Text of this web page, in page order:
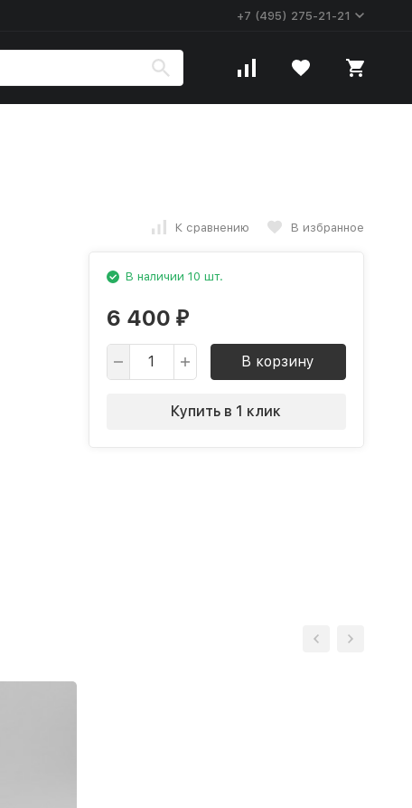
+7 (495) 275-21-21
К сравнению В избранное
В наличии 10 шт.
6 400 ₽
В корзину
Купить в 1 клик